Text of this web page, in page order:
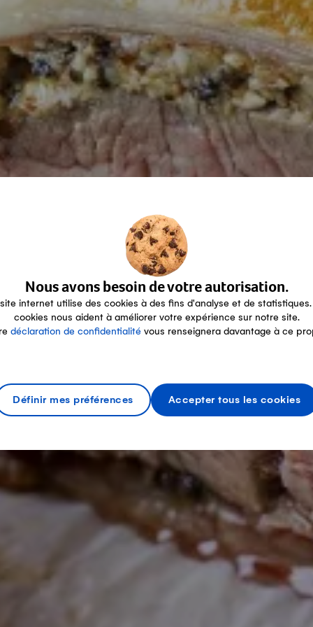
Nous avons besoin de votre autorisation.
internet utilise des cookies à des fins d'analyse et de statistiques.
cookies nous aident à améliorer votre expérience sur notre site.
déclaration de confidentialité vous renseignera davantage à ce
Définir mes préférences Accepter tous les cookies